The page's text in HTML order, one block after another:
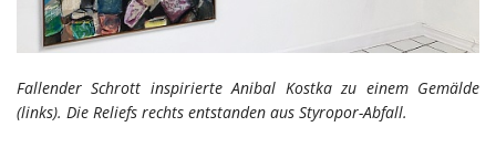
Fallender Schrott inspirierte Anibal Kostka zu einem Gemälde
(links). Die Reliefs rechts entstanden aus Styropor-Abfall.